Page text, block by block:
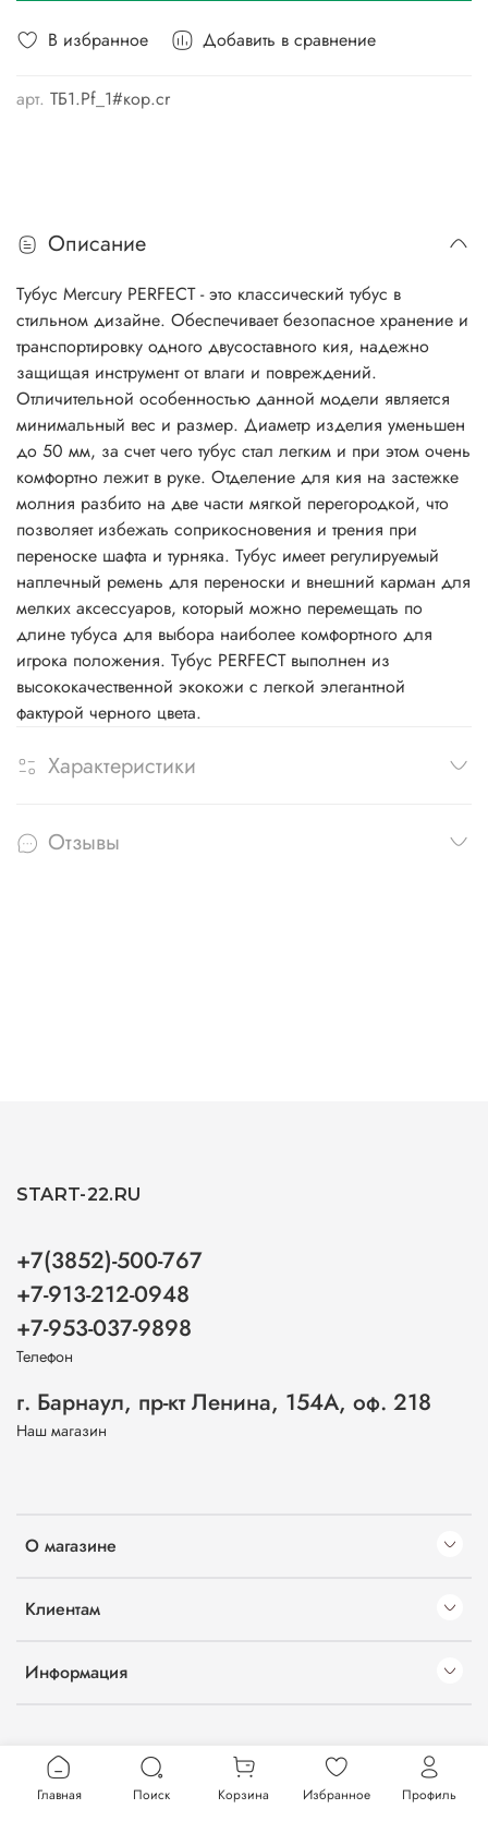
В избранное Добавить в сравнение
арт. ТБ1.Pf_1#кор.cr
Описание
Тубус Mercury PERFECT - это классический тубус в
стильном дизайне. Обеспечивает безопасное хранение и
транспортировку одного двусоставного кия, надежно
защищая инструмент от влаги и повреждений.
Отличительной особенностью данной модели является
минимальный вес и размер. Диаметр изделия уменьшен
до 50 мм, за счет чего тубус стал легким и при этом очень
комфортно лежит в руке. Отделение для кия на застежке
молния разбито на две части мягкой перегородкой, что
позволяет избежать соприкосновения и трения при
переноске шафта и турняка. Тубус имеет регулируемый
наплечный ремень для переноски и внешний карман для
мелких аксессуаров, который можно перемещать по
длине тубуса для выбора наиболее комфортного для
игрока положения. Тубус PERFECT выполнен из
высококачественной экокожи с легкой элегантной
фактурой черного цвета.
Характеристики
Отзывы
О магазине
Клиентам
Информация
START-22.RU
+7(3852)-500-767
+7-913-212-0948
+7-953-037-9898
Телефон
г. Барнаул, пр-кт Ленина, 154А, оф. 218
Наш магазин
Главная Поиск Корзина Избранное Профиль